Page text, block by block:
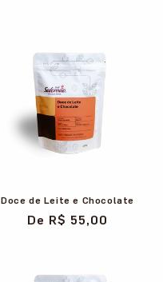
Doce de Leite e Chocolate
Preço
De R$ 55,00